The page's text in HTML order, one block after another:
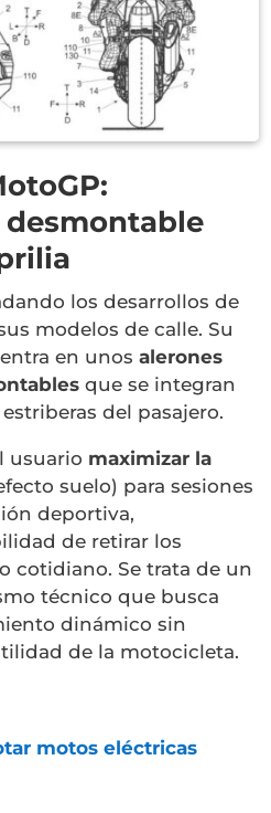
los desarrollos de
modelos de calle. Su
en unosalerones
que se integran
del pasajero.
usuario maximizar la
suelo) para sesiones
deportiva,
de retirar los
cotidiano. Se trata de un
técnico que busca
dinámico sin
de la motocicleta.
motos eléctricas